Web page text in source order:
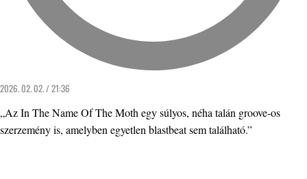
2026. 02. 02. / 21:36
„Az In The Name Of The Moth egy súlyos, néha talán groove-os
szerzemény is, amelyben egyetlen blastbeat sem található.”